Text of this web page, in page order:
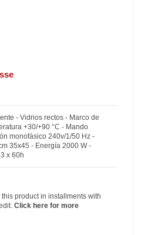
- Vidrios rectos - Marco de
+30/+90 °C - Mando
monofásico 240v/1/50 Hz -
35x45 - Energía 2000 W -
x 60h
product in installments with
Click here for more